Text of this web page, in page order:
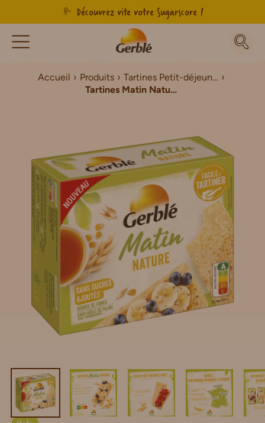
Découvrez vite votre Sugarscore !
Accueil Produits
Tartines Petit-déjeuner
Tartines Matin Nature Petit-déjeuner